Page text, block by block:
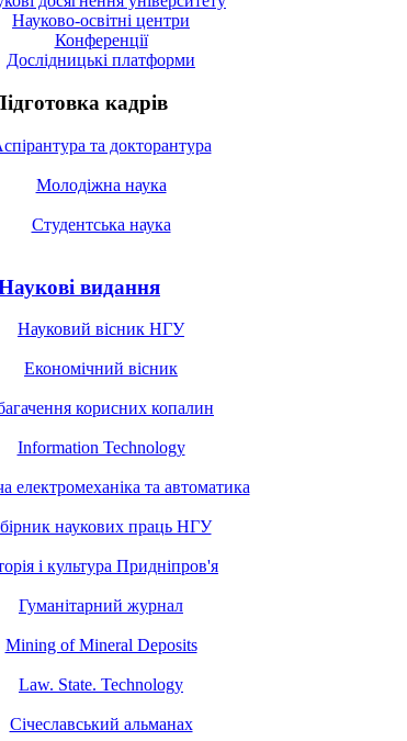
Науково-освітні центри
Конференції
Дослідницькі платформи
кадрів
та докторантура
Молодіжна наука
Студентська наука
видання
Науковий вісник НГУ
Економічний вісник
корисних копалин
Information Technology
електромеханіка та автоматика
наукових праць НГУ
і культура Придніпров'я
Гуманітарний журнал
Mining of Mineral Deposits
Law. State. Technology
Січеславський альманах